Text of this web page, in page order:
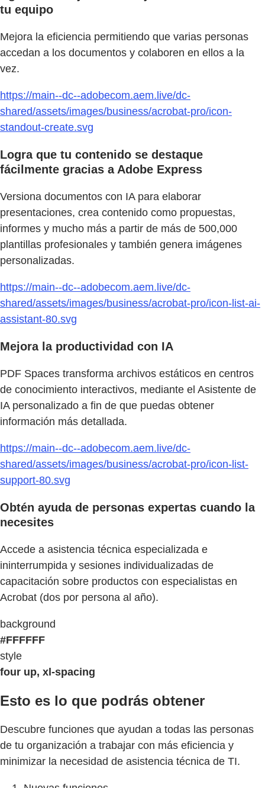
tu equipo
Mejora la eficiencia permitiendo que varias personas
accedan a los documentos y colaboren en ellos a la
vez.
https://main--dc--adobecom.aem.live/dc-
shared/assets/images/business/acrobat-pro/icon-
standout-create.svg
Logra que tu contenido se destaque
fácilmente gracias a Adobe Express
Versiona documentos con IA para elaborar
presentaciones, crea contenido como propuestas,
informes y mucho más a partir de más de 500,000
plantillas profesionales y también genera imágenes
personalizadas.
https://main--dc--adobecom.aem.live/dc-
shared/assets/images/business/acrobat-pro/icon-list-ai-
assistant-80.svg
Mejora la productividad con IA
PDF Spaces transforma archivos estáticos en centros
de conocimiento interactivos, mediante el Asistente de
IA personalizado a fin de que puedas obtener
información más detallada.
https://main--dc--adobecom.aem.live/dc-
shared/assets/images/business/acrobat-pro/icon-list-
support-80.svg
Obtén ayuda de personas expertas cuando la
necesites
Accede a asistencia técnica especializada e
ininterrumpida y sesiones individualizadas de
capacitación sobre productos con especialistas en
Acrobat (dos por persona al año).
background
#FFFFFF
style
four up, xl-spacing
Esto es lo que podrás obtener
Descubre funciones que ayudan a todas las personas
de tu organización a trabajar con más eficiencia y
minimizar la necesidad de asistencia técnica de TI.